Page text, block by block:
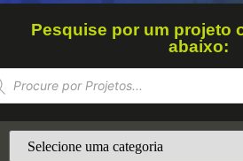
Pesquise por um projeto
abaixo: